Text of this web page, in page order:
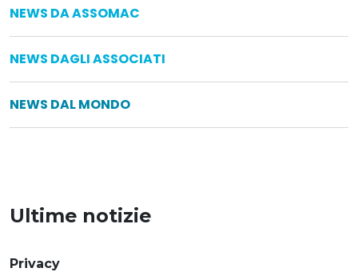
NEWS DA ASSOMAC
NEWS DAGLI ASSOCIATI
NEWS DAL MONDO
Ultime notizie
Privacy